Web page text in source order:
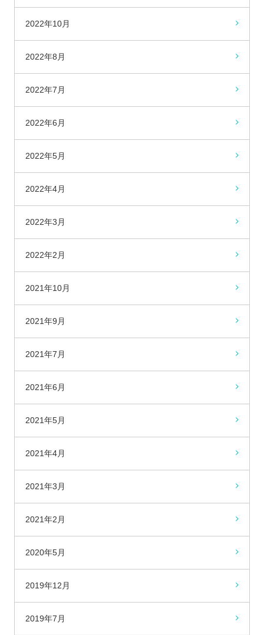
2022年10月
2022年8月
2022年7月
2022年6月
2022年5月
2022年4月
2022年3月
2022年2月
2021年10月
2021年9月
2021年7月
2021年6月
2021年5月
2021年4月
2021年3月
2021年2月
2020年5月
2019年12月
2019年7月